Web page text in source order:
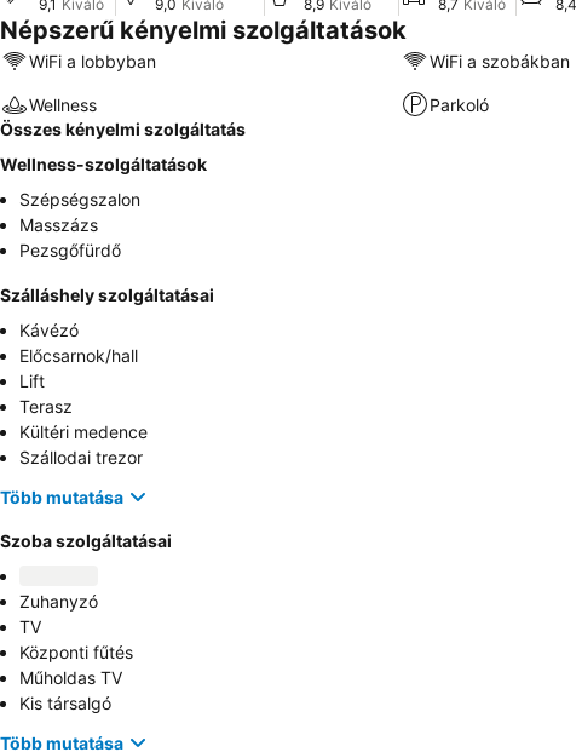
9,1 Kiváló
9,0 Kiváló
8,9 Kiváló
8,7 Kiváló
8,4
Népszerű kényelmi szolgáltatások
WiFi a lobbyban WiFi a szobákban
Wellness Parkoló
Összes kényelmi szolgáltatás
Wellness-szolgáltatások
Szépségszalon
Masszázs
Pezsgőfürdő
Szálláshely szolgáltatásai
Kávézó
Előcsarnok/hall
Lift
Terasz
Kültéri medence
Szállodai trezor
Több mutatása
Szoba szolgáltatásai
Zuhanyzó
TV
Központi fűtés
Műholdas TV
Kis társalgó
Több mutatása